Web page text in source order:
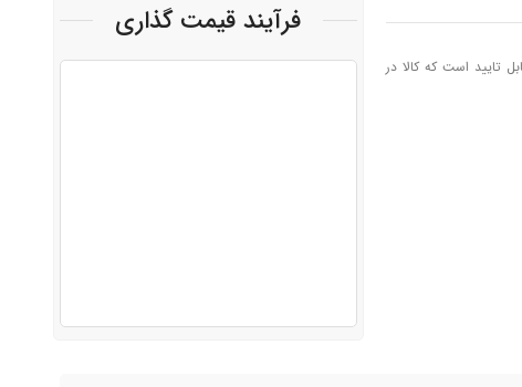
تایید است که کالا در
فرآیند قیمت گذاری